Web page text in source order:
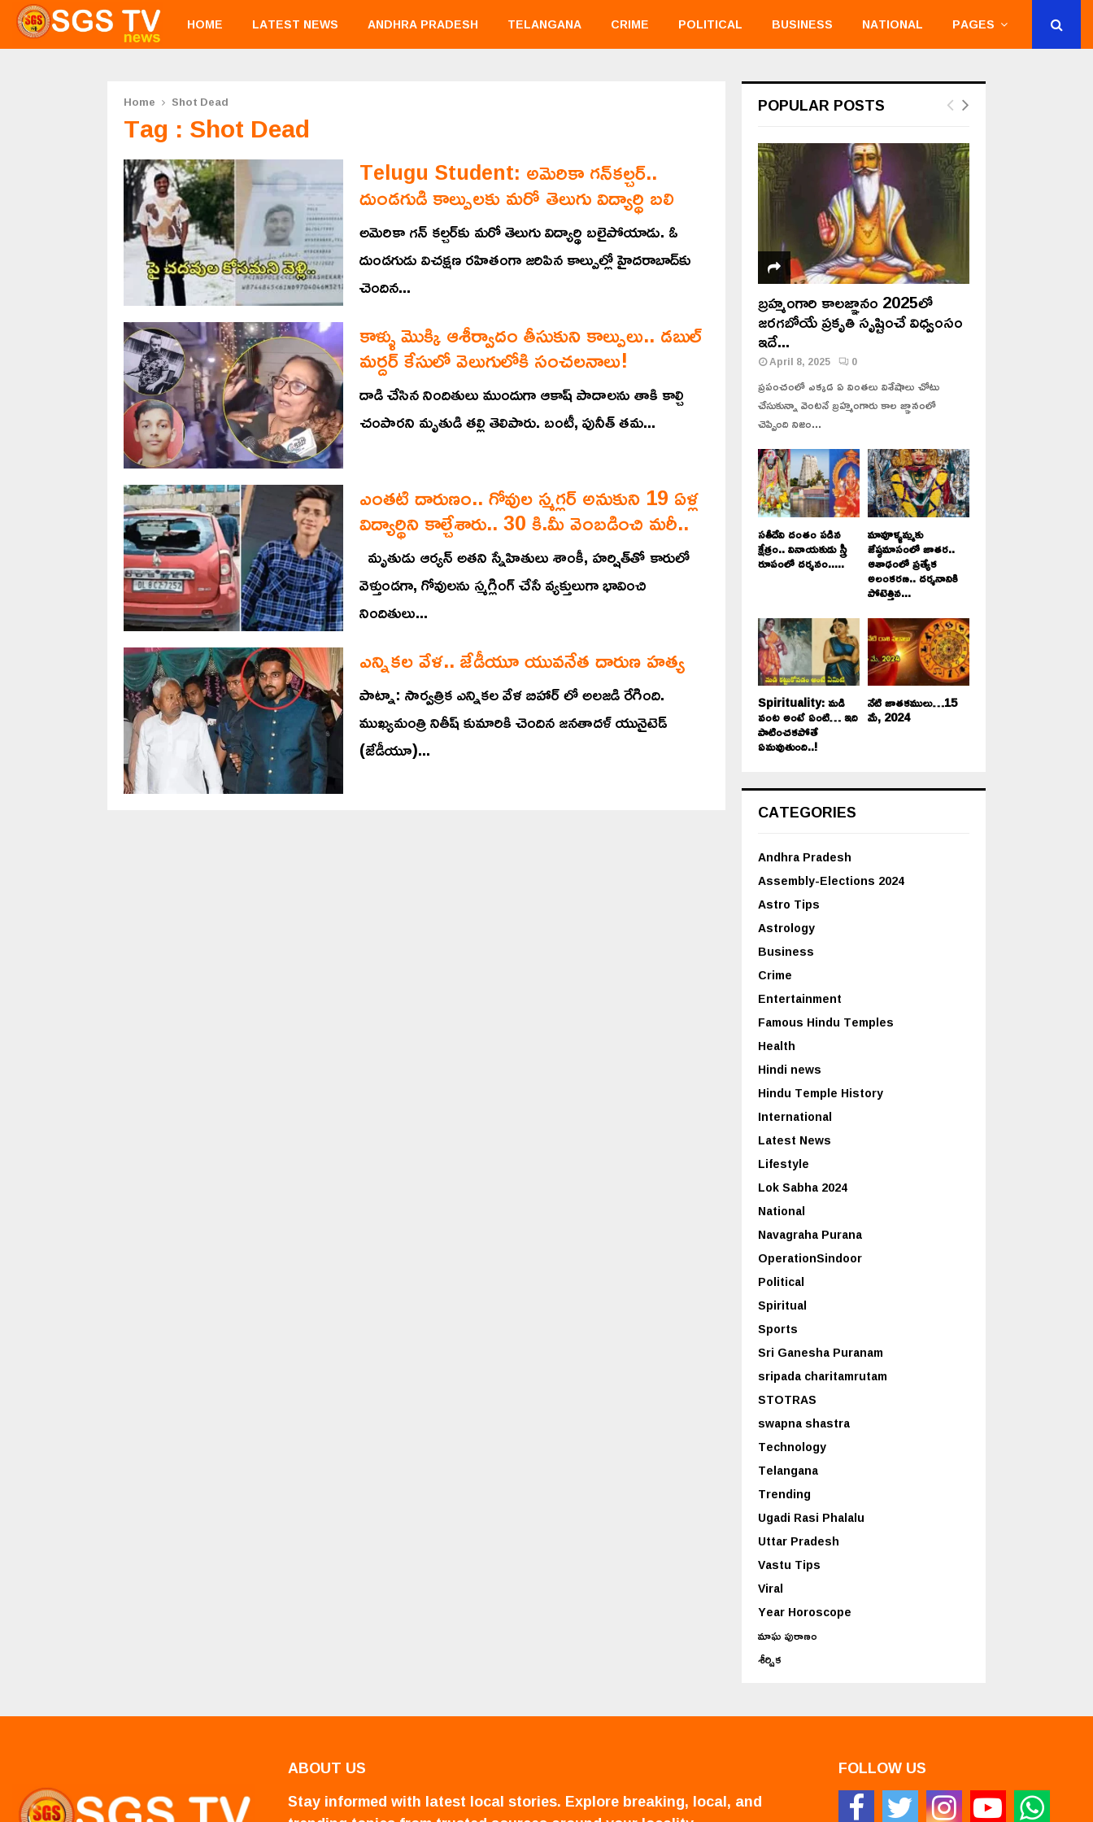
HOME LATEST NEWS ANDHRA PRADESH TELANGANA CRIME POLITICAL BUSINESS NATIONAL PAGES
Home Shot Dead
Tag : Shot Dead
Telugu Student: అమెరికా గన్‌కల్చర్‌..
దుండగుడి కాల్పులకు మరో తెలుగు విద్యార్థి బలి
అమెరికా గన్‌ కల్చర్‌కు మరో తెలుగు విద్యార్థి బలైపోయాడు. ఓ
దుండగుడు విచక్షణ రహితంగా జరిపిన కాల్పుల్లో హైదరాబాద్‌కు
చెందిన...
కాళ్ళు మొక్కి ఆశీర్వాదం తీసుకుని కాల్పులు.. డబుల్
మర్దర్ కేసులో వెలుగులోకి సంచలనాలు!
దాడి చేసిన నిందితులు ముందుగా ఆకాష్ పాదాలను తాకి కాల్చి
చంపారని మృతుడి తల్లి తెలిపారు. బంటీ, పునీత్ తమ...
ఎంతటి దారుణం.. గోవుల స్మగ్లర్ అనుకుని 19 ఏళ్ల
విద్యార్థిని కాల్చేశారు.. 30 కి.మీ వెంబడించి మరీ..
మృతుడు ఆర్యన్‌ అతని స్నేహితులు శాంకీ, హ‌ర్షిత్‌తో కారులో
వెళ్తుండగా, గోవులను స్మ‌గ్లింగ్ చేసే వ్య‌క్తులుగా భావించి
నిందితులు...
ఎన్నికల వేళ.. జేడీయూ యువనేత దారుణ హత్య
పాట్నా: సార్వత్రిక ఎన్నికల వేళ బిహార్ లో అలజడి రేగింది.
ముఖ్యమంత్రి నితీష్ కుమారికి చెందిన జనతాదళ్ యునైటెడ్
(జేడీయూ)...
POPULAR POSTS
బ్రహ్మంగారి కాలజ్ఞానం 2025లో
జరగబోయే ప్రకృతి సృష్టించే విధ్వంసం
ఇదే...
April 8, 2025 0
ప్రపంచంలో ఎక్కడ ఏ వింతలు విశేషాలు చోటు
చేసుకున్నా వెంటనే బ్రహ్మంగారు కాల జ్ఞానంలో
చెప్పింది నిజం...
సతీదేవి దంతం పడిన
క్షేత్రం.. వినాయకుడు స్త్రీ
రూపంలో దర్శనం.....
మావూళ్ళమ్మకు
జేష్ఠమాసంలో జాతర..
ఆశాఢంలో ప్రత్యేక
అలంకరణ.. దర్శనానికి
పోటెత్తిన...
Spirituality: మడి
వంట అంటే ఏంటి… ఇది
పాటించకపోతే
ఏమవుతుంది..!
నేటి జాతకములు…15
మే, 2024
CATEGORIES
Andhra Pradesh
Assembly-Elections 2024
Astro Tips
Astrology
Business
Crime
Entertainment
Famous Hindu Temples
Health
Hindi news
Hindu Temple History
International
Latest News
Lifestyle
Lok Sabha 2024
National
Navagraha Purana
OperationSindoor
Political
Spiritual
Sports
Sri Ganesha Puranam
sripada charitamrutam
STOTRAS
swapna shastra
Technology
Telangana
Trending
Ugadi Rasi Phalalu
Uttar Pradesh
Vastu Tips
Viral
Year Horoscope
మాఘ పురాణం
శీర్షిక
ABOUT US
Stay informed with latest local stories. Explore breaking, local, and
FOLLOW US